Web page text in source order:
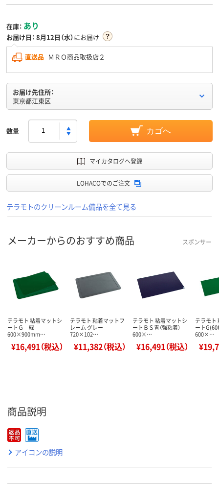
在庫： あり
お届け日： 8月12日（水）にお届け
直送品 ＭＲＯ商品取扱店２
お届け先住所：
東京都江東区
数量 カゴへ
マイカタログへ登録
LOHACOでのご注文
テラモトのクリーンルーム備品を全て見る
メーカーからのおすすめ商品 スポンサー
テラモト 粘着マットシ
ートＧ 緑
600×900mm…
¥16,491（税込）
テラモト 粘着マットフ
レーム グレー
720×102…
¥11,382（税込）
テラモト 粘着マットシ
ートＢＳ青（強粘着）
600×…
¥16,491（税込）
テラモト
ート
600×…
商品説明
アイコンの説明